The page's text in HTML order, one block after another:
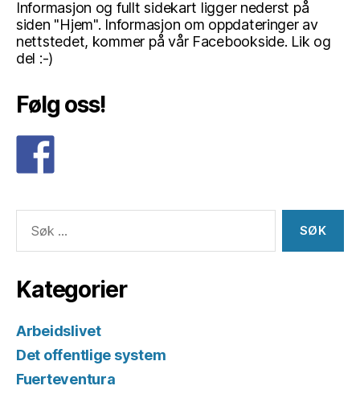
Informasjon og fullt sidekart ligger nederst på
siden "Hjem". Informasjon om oppdateringer av
nettstedet, kommer på vår Facebookside. Lik og
del :-)
Følg oss!
etter:
Kategorier
Arbeidslivet
Det offentlige system
Fuerteventura